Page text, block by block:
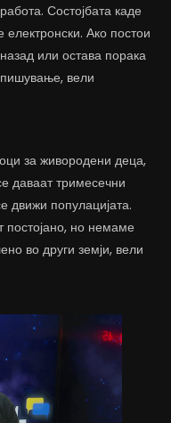
Состојбата каде
Ако постои
или остава порака
вели
за живородени деца,
даваат тримесечни
движи популацијата.
постојано, но немаме
во други земји, вели